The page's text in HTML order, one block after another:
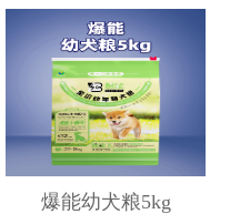
联系我们
爆能幼犬粮5kg